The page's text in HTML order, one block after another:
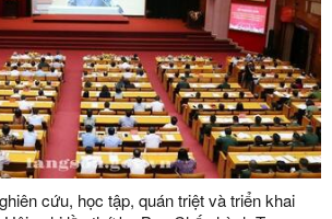
cứu, học tập, quán triệt và triển khai